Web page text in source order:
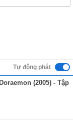
Tự động phát
(2005) - Tập